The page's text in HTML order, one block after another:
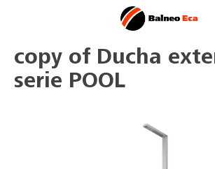
copy of Ducha
serie POOL